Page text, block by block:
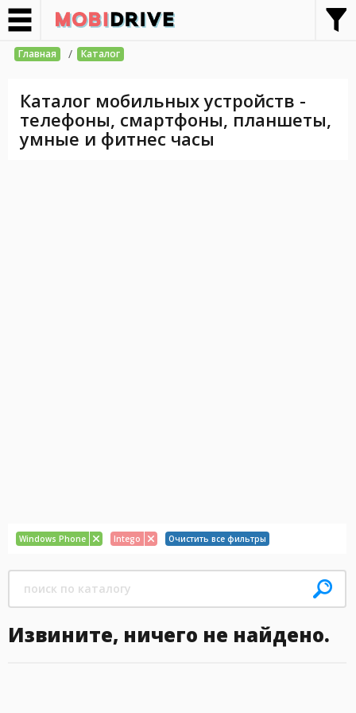
Главная / Каталог
Каталог мобильных устройств -
телефоны, смартфоны, планшеты,
умные и фитнес часы
Windows Phone Intego Очистить все фильтры
Извините, ничего не найдено.